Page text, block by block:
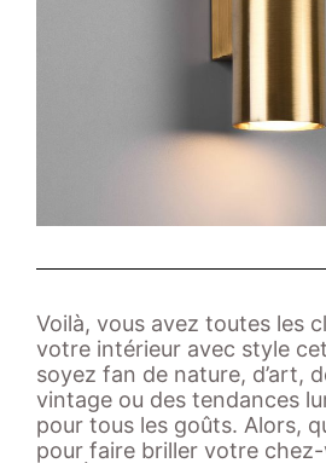
Voilà, vous avez toutes les
votre intérieur avec style
soyez fan de nature, d’art,
vintage ou des tendances
pour tous les goûts. Alors,
pour faire briller votre chez-